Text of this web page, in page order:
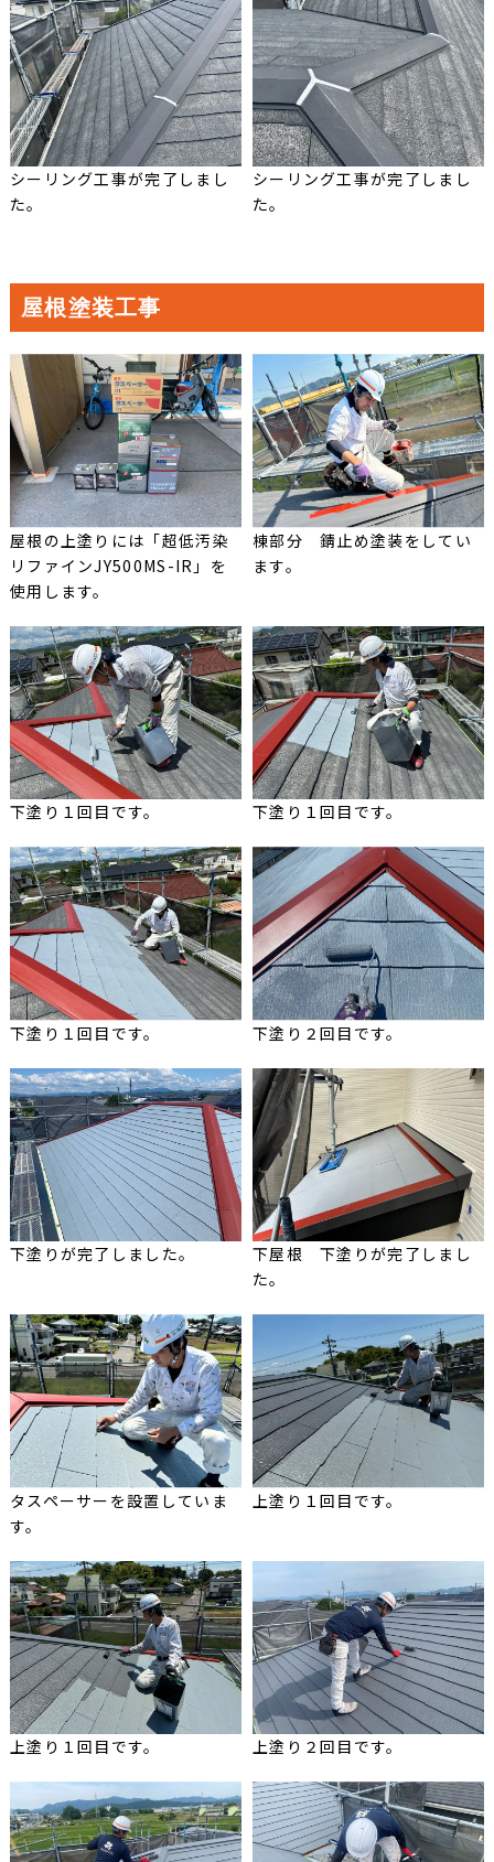
シーリング工事が完了しまし
た。
シーリング工事が完了しまし
た。
屋根塗装工事
屋根の上塗りには「超低汚染
リファインJY500MS-IR」を
使用します。
棟部分 錆止め塗装をしてい
ます。
下塗り１回目です。 下塗り１回目です。
下塗り１回目です。 下塗り２回目です。
下塗りが完了しました。
下屋根 下塗りが完了しまし
た。
タスペーサーを設置していま
す。
上塗り１回目です。
上塗り１回目です。 上塗り２回目です。